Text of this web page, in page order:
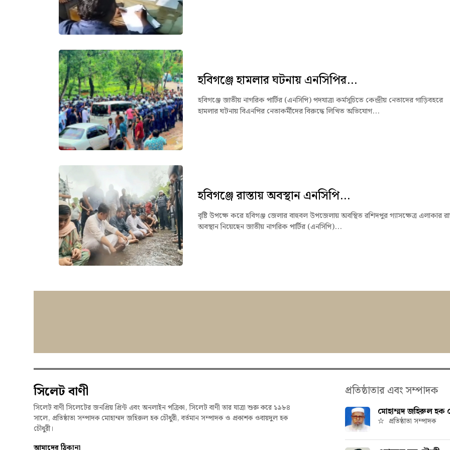
হবিগঞ্জে হামলার ঘটনায় এনসিপির...
হবিগঞ্জে জাতীয় নাগরিক পার্টির (এনসিপি) পদযাত্রা কর্মসূচিতে কেন্দ্রীয় নেতাদের গাড়িবহরে
হামলার ঘটনায় বিএনপির নেতাকর্মীদের বিরুদ্ধে লিখিত অভিযোগ...
হবিগঞ্জে রাস্তায় অবস্থান এনসিপি...
বৃষ্টি উপক্ষে করে হবিগঞ্জ জেলার বাহুবল উপজেলায় অবস্থিত রশিদপুর গ্যাসক্ষেত্র এলাকার
অবস্থান নিয়েছেন জাতীয় নাগরিক পার্টির (এনসিপি)...
সিলেট বাণী
সিলেট বাণী সিলেটের জনপ্রিয় প্রিন্ট এবং অনলাইন পত্রিকা, সিলেট বাণী তার যাত্রা শুরু করে ১৯৮৪
সালে, প্রতিষ্ঠাতা সম্পাদক মোহাম্মদ জহিরুল হক চৌধুরী, বর্তমান সম্পাদক ও প্রকাশক ওবায়দুল হক
চৌধুরী।
প্রতিষ্ঠাতার এবং সম্পাদক
মোহাম্মদ জহিরুল হক
প্রতিষ্ঠাতা সম্পাদক